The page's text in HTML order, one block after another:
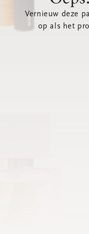
Vernieuw deze
op als het